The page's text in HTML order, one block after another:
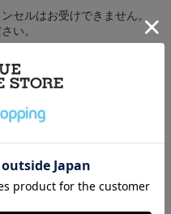
セルはお受けできません。
い。
保されませんので、お早め
一律送料無料です。詳しくは